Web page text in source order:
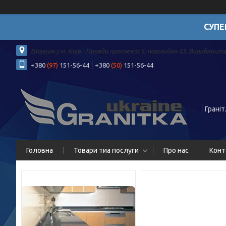
Шоурум у м. Київ - Правди проспект 5, павільйон 43.
+380 (97) 151-56-44 +380 (50) 151-56-44
Головна Товари тиа послуги Про нас